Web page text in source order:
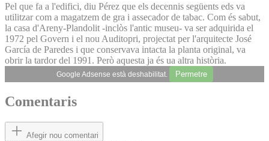
Pel que fa a l'edifici, diu Pérez que els decennis següents eds va
utilitzar com a magatzem de gra i assecador de tabac. Com és sabut,
la casa d'Areny-Plandolit -inclòs l'antic museu- va ser adquirida el
1972 pel Govern i el nou Auditopri, projectat per l'arquitecte José
García de Paredes i que conservava intacta la planta original, va
obrir la tardor del 1991. Però aquesta ja és ua altra història.
Google Adsense està deshabilitat. Permetre
Comentaris
Afegir nou comentari